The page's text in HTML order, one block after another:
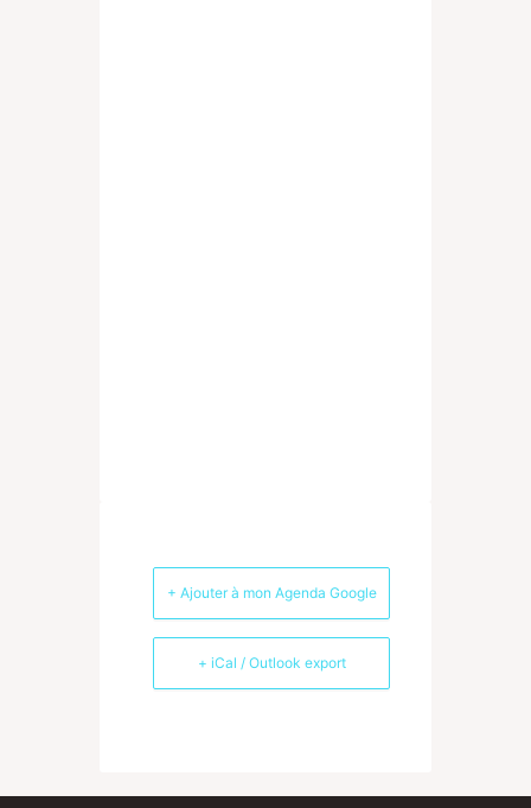
+ Ajouter à mon Agenda Google
+ iCal / Outlook export